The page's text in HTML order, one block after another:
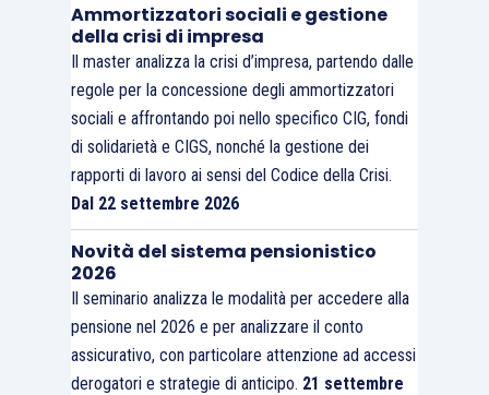
Ammortizzatori sociali e gestione
della crisi di impresa
Il master analizza la crisi d’impresa, partendo dalle
regole per la concessione degli ammortizzatori
sociali e affrontando poi nello specifico CIG, fondi
di solidarietà e CIGS, nonché la gestione dei
rapporti di lavoro ai sensi del Codice della Crisi.
Dal 22 settembre 2026
Novità del sistema pensionistico
2026
Il seminario analizza le modalità per accedere alla
pensione nel 2026 e per analizzare il conto
assicurativo, con particolare attenzione ad accessi
derogatori e strategie di anticipo. 21 settembre